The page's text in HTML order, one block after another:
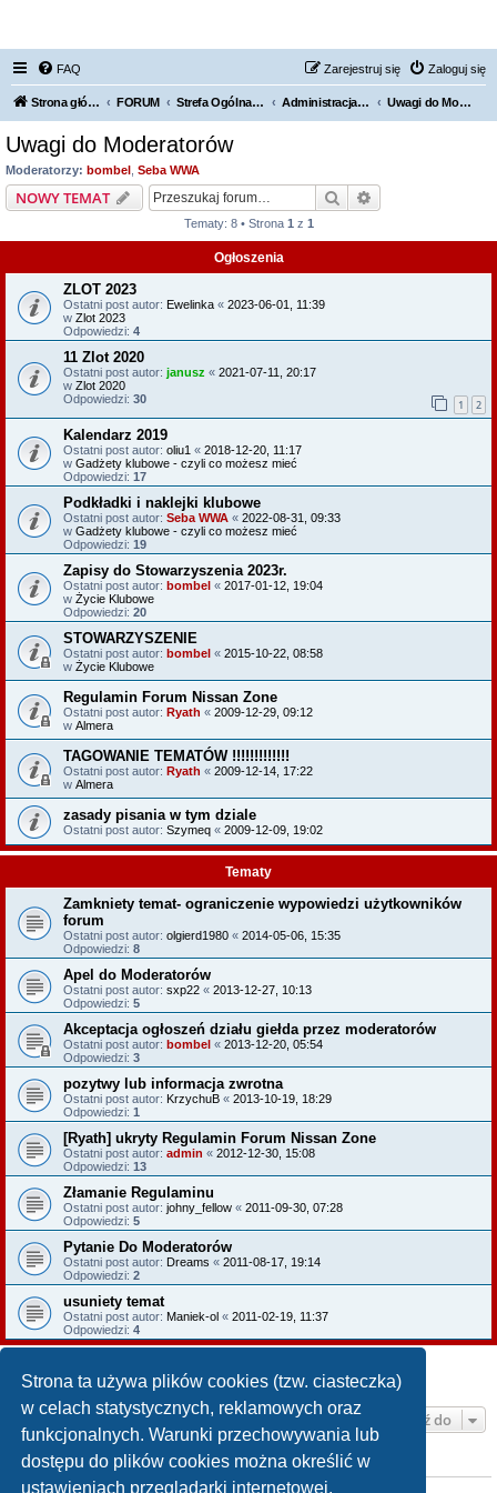
Strona ta używa plików cookies (tzw. ciasteczka)
w celach statystycznych, reklamowych oraz
funkcjonalnych. Warunki przechowywania lub
dostępu do plików cookies można określić w
ustawieniach przeglądarki internetowej.
FAQ Zaloguj się
Zarejestruj się
Strona główna KLUBU FORUM Strefa Ogólna Forum Nissan Zone Administracja Forum Uwagi do Moderatorów
Uwagi do Moderatorów
Moderatorzy: bombel Seba WWA
NOWY TEMAT Szukaj
Tematy: 8 • Strona 1 z 1
Ogłoszenia
ZLOT 2023
Ostatni post autor: Ewelinka « 2023-06-01, 11:39
w Zlot 2023
Odpowiedzi: 4
11 Zlot 2020
Ostatni post autor: janusz « 2021-07-11, 20:17
w Zlot 2020
Odpowiedzi: 30 1 2
Kalendarz 2019
Ostatni post autor: oliu1 « 2018-12-20, 11:17
w Gadżety klubowe - czyli co możesz mieć
Odpowiedzi: 17
Podkładki i naklejki klubowe
Ostatni post autor: Seba WWA « 2022-08-31, 09:33
w Gadżety klubowe - czyli co możesz mieć
Odpowiedzi: 19
Zapisy do Stowarzyszenia 2023r.
Ostatni post autor: bombel « 2017-01-12, 19:04
w Życie Klubowe
Odpowiedzi: 20
STOWARZYSZENIE
Ostatni post autor: bombel « 2015-10-22, 08:58
w Życie Klubowe
Regulamin Forum Nissan Zone
Ostatni post autor: Ryath « 2009-12-29, 09:12
w Almera
TAGOWANIE TEMATÓW !!!!!!!!!!!!!
Ostatni post autor: Ryath « 2009-12-14, 17:22
w Almera
zasady pisania w tym dziale
Ostatni post autor: Szymeq « 2009-12-09, 19:02
Tematy
Zamkniety temat- ograniczenie wypowiedzi użytkowników
forum
Ostatni post autor: olgierd1980 « 2014-05-06, 15:35
Odpowiedzi: 8
Apel do Moderatorów
Ostatni post autor: sxp22 « 2013-12-27, 10:13
Odpowiedzi: 5
Akceptacja ogłoszeń działu giełda przez moderatorów
Ostatni post autor: bombel « 2013-12-20, 05:54
Odpowiedzi: 3
pozytwy lub informacja zwrotna
Ostatni post autor: KrzychuB « 2013-10-19, 18:29
Odpowiedzi: 1
[Ryath] ukryty Regulamin Forum Nissan Zone
Ostatni post autor: admin « 2012-12-30, 15:08
Odpowiedzi: 13
Złamanie Regulaminu
Ostatni post autor: johny_fellow « 2011-09-30, 07:28
Odpowiedzi: 5
Pytanie Do Moderatorów
Ostatni post autor: Dreams « 2011-08-17, 19:14
Odpowiedzi: 2
usuniety temat
Ostatni post autor: Maniek-ol « 2011-02-19, 11:37
Odpowiedzi: 4
Tematy: 8 • Strona1z1
Przejdź do
TWOJE UPRAWNIENIA NA TYM FORUM
Nie możesztworzyć nowych tematów